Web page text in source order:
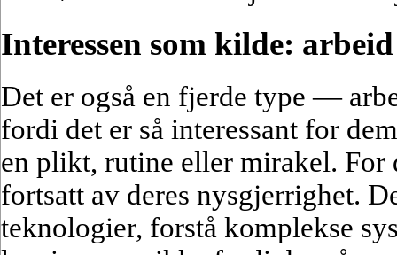
Interessen som kilde:
Det er også en fjerde type —
fordi det er så interessant for
en plikt, rutine eller mirakel. For
fortsatt av deres nysgjerrighet.
teknologier, forstå komplekse